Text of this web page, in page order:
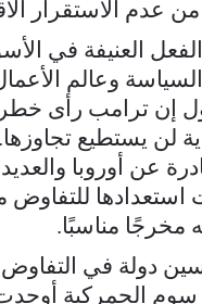
عدم الاستقرار
العنيفة في
وعالم
إن ترامب رأى خطر
لن يستطيع
عن أوروبا
استعدادها للتفاوض
مخرجًا مناسبًا.
دولة في التفاوض
الجمركية